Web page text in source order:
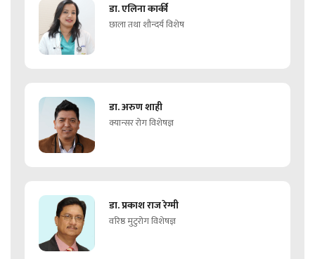
डा. एलिना कार्की
छाला तथा शौन्दर्य विशेष
डा. अरुण शाही
क्यान्सर रोग विशेषज्ञ
डा. प्रकाश राज रेग्मी
वरिष्ठ मुटुरोग विशेषज्ञ